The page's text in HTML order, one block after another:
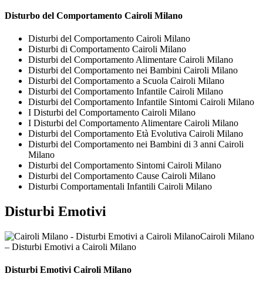
Disturbo del Comportamento Cairoli Milano
Disturbi del Comportamento Cairoli Milano
Disturbi di Comportamento Cairoli Milano
Disturbi del Comportamento Alimentare Cairoli Milano
Disturbi del Comportamento nei Bambini Cairoli Milano
Disturbi del Comportamento a Scuola Cairoli Milano
Disturbi del Comportamento Infantile Cairoli Milano
Disturbi del Comportamento Infantile Sintomi Cairoli Milano
I Disturbi del Comportamento Cairoli Milano
I Disturbi del Comportamento Alimentare Cairoli Milano
Disturbi del Comportamento Età Evolutiva Cairoli Milano
Disturbi del Comportamento nei Bambini di 3 anni Cairoli
Milano
Disturbi del Comportamento Sintomi Cairoli Milano
Disturbi del Comportamento Cause Cairoli Milano
Disturbi Comportamentali Infantili Cairoli Milano
Disturbi Emotivi
Cairoli Milano
– Disturbi Emotivi a Cairoli Milano
Disturbi Emotivi Cairoli Milano